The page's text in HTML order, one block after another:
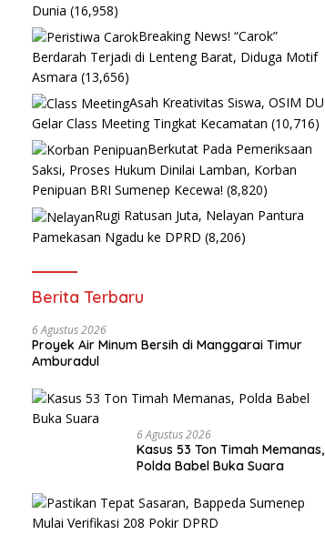
Dunia (16,958)
Breaking News! “Carok”
Berdarah Terjadi di Lenteng Barat, Diduga Motif
Asmara (13,656)
Asah Kreativitas Siswa, OSIM DU
Gelar Class Meeting Tingkat Kecamatan (10,716)
Berkutat Pada Pemeriksaan
Saksi, Proses Hukum Dinilai Lamban, Korban
Penipuan BRI Sumenep Kecewa! (8,820)
Rugi Ratusan Juta, Nelayan Pantura
Pamekasan Ngadu ke DPRD (8,206)
Berita Terbaru
6 Agustus 2026
Proyek Air Minum Bersih di Manggarai Timur
Amburadul
6 Agustus 2026
Kasus 53 Ton Timah Memanas,
Polda Babel Buka Suara